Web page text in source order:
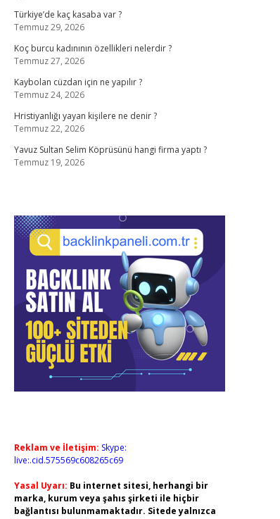
Türkiye’de kaç kasaba var ?
Temmuz 29, 2026
Koç burcu kadınının özellikleri nelerdir ?
Temmuz 27, 2026
Kaybolan cüzdan için ne yapılır ?
Temmuz 24, 2026
Hristiyanlığı yayan kişilere ne denir ?
Temmuz 22, 2026
Yavuz Sultan Selim Köprüsünü hangi firma yaptı ?
Temmuz 19, 2026
Reklam ve İletişim: Skype:
live:.cid.575569c608265c69
Yasal Uyarı: Bu internet sitesi, herhangi bir
marka, kurum veya şahıs şirketi ile hiçbir
bağlantısı bulunmamaktadır. Sitede yalnızca